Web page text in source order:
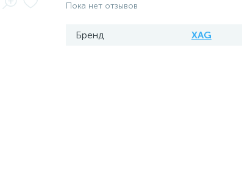
Пока нет отзывов
Бренд XAG